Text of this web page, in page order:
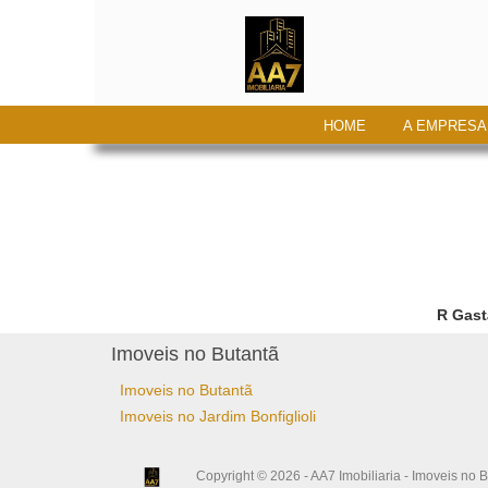
HOME A EMPRESA
R
Imoveis no Butantã
Imoveis no Butantã
Imoveis no Jardim Bonfiglioli
Copyright © 2026 - AA7 Imobiliaria - Imoveis no